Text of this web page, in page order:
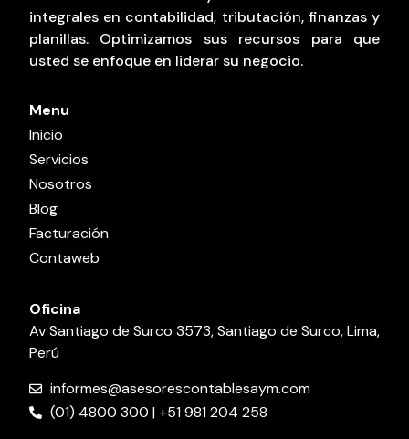
integrales en contabilidad, tributación, finanzas y
planillas. Optimizamos sus recursos para que
usted se enfoque en liderar su negocio.
Menu
Inicio
Servicios
Nosotros
Blog
Facturación
Contaweb
Oficina
Av Santiago de Surco 3573, Santiago de Surco, Lima,
Perú
informes@asesorescontablesaym.com
(01) 4800 300 | +51 981 204 258